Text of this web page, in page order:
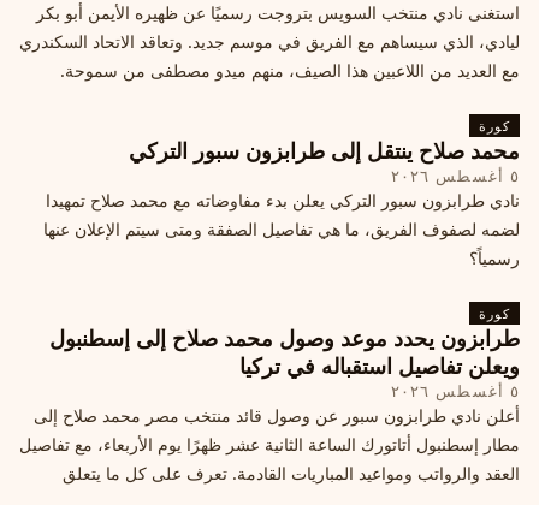
استغنى نادي منتخب السويس بتروجت رسميًا عن ظهيره الأيمن أبو بكر
ليادي، الذي سيساهم مع الفريق في موسم جديد. وتعاقد الاتحاد السكندري
مع العديد من اللاعبين هذا الصيف، منهم ميدو مصطفى من سموحة.
كورة
محمد صلاح ينتقل إلى طرابزون سبور التركي
٥ أغسطس ٢٠٢٦
نادي طرابزون سبور التركي يعلن بدء مفاوضاته مع محمد صلاح تمهيدا
لضمه لصفوف الفريق، ما هي تفاصيل الصفقة ومتى سيتم الإعلان عنها
رسمياً؟
كورة
طرابزون يحدد موعد وصول محمد صلاح إلى إسطنبول
ويعلن تفاصيل استقباله في تركيا
٥ أغسطس ٢٠٢٦
أعلن نادي طرابزون سبور عن وصول قائد منتخب مصر محمد صلاح إلى
مطار إسطنبول أتاتورك الساعة الثانية عشر ظهرًا يوم الأربعاء، مع تفاصيل
العقد والرواتب ومواعيد المباريات القادمة. تعرف على كل ما يتعلق